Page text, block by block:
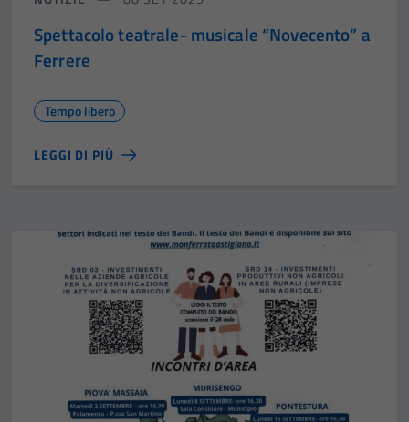
Spettacolo teatrale- musicale “Novecento” a
Ferrere
Tempo libero
LEGGI DI PIÙ